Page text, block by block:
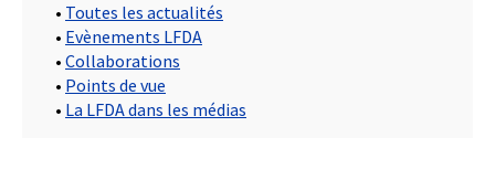
• Toutes les actualités
• Evènements LFDA
• Collaborations
• Points de vue
• La LFDA dans les médias